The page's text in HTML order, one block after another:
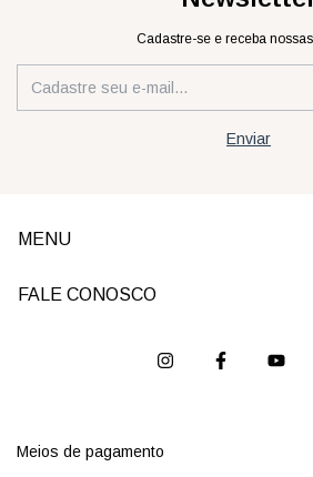
Cadastre-se e receba
MENU
FALE CONOSCO
Meios de pagamento